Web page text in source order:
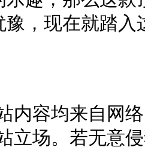
，现在就踏
内容均来自网
立场。若无意